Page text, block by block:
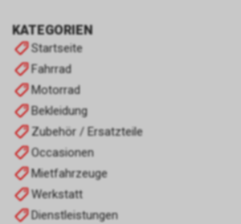
KATEGORIEN
Startseite
Fahrrad
Motorrad
Bekleidung
Zubehör / Ersatzteile
Occasionen
Mietfahrzeuge
Werkstatt
Dienstleistungen